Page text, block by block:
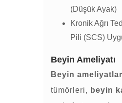
(Düşük Ayak)
Kronik Ağrı
Pili (SCS)
Beyin Ameliyatı
Beyin
tümörleri, beyin